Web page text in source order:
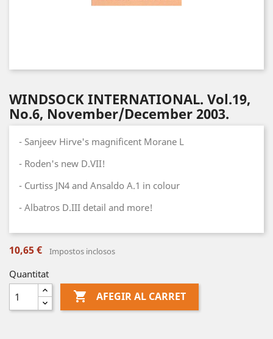
WINDSOCK INTERNATIONAL. Vol.19,
No.6, November/December 2003.
- Sanjeev Hirve's magnificent Morane L
- Roden's new D.VII!
- Curtiss JN4 and Ansaldo A.1 in colour
- Albatros D.III detail and more!
10,65 € Impostos inclosos
Quantitat
 AFEGIR AL CARRET